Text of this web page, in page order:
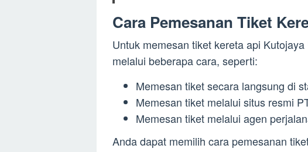
Cara Pemesanan Tiket
Untuk memesan tiket kereta api
melalui beberapa cara, seperti:
Memesan tiket secara langsung di
Memesan tiket melalui situs resmi
Memesan tiket melalui agen
Anda dapat memilih cara pemesanan